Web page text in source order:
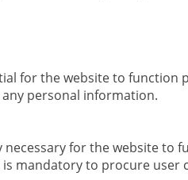
for the website to
personal information.
for the website to
mandatory to procure